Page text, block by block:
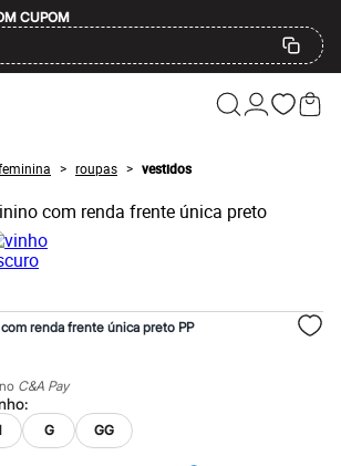
CUPOM
> roupas > vestidos
renda frente única preto PP
C&A Pay
:
G GG